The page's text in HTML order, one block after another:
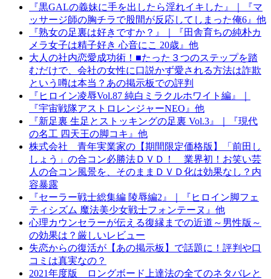
『黒GALの義妹に手を出したら淫れイキした』｜『マ
ッサージ師の胸チラで股間が反応してしまった俺6』他
『熟女の足裏は好きですか？』｜『田舎育ちの純朴カ
メラ女子は精子好き 心音にこ 20歳』他
大人の社内恋愛成功術！■たった３つのステップを踏
むだけで、会社の女性に口説かず愛される方法は詐欺
という噂は本当？あの掲示板での評判
『ヒロイン凌辱Vol.87 純白ミラクルホワイト編』｜
『宇宙戦隊アストロレンジャーNEO』他
『新足裏 生足とストッキングの足裏 Vol.3』｜『現代
の名工 四天王の脚コキ』他
株式会社 青年実業家の【期間限定価格版】「前田し
しょう」の合コン必勝法ＤＶＤ！ 業界初！お笑い芸
人の合コン風景を、そのままＤＶＤ化は効果なし？内
容暴露
『セーラー戦士総集編 陵辱編2』｜『ヒロイン脚フェ
ティシズム 魔法美少女戦士フォンテーヌ』他
心理カウンセラーが伝える復縁までの近道～男性版～
の効果は？厳しいレビュー
失恋からの復活が【あの掲示板】で話題に！評判や口
コミは真実なの？
2021年度版 ロングボード上達法の全てのネタバレと